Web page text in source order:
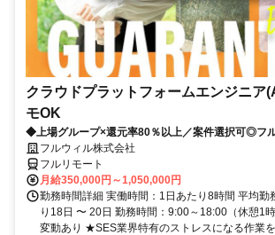
クラウドプラットフォームエンジニア
モOK
◆上場グループ×還元率80％以上／案件選択可◎フ
フルウィル株式会社
フルリモート
月給350,000円～1,050,000円
勤務時間詳細 実働時間：1日あたり8時間 平均勤
り18日 〜 20日 勤務時間：9:00～18:00（休憩1
変動あり ★SES業界特有のストレスになる作業